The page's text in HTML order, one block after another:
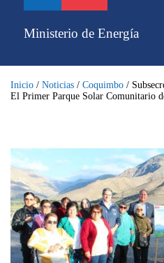
contenidoMinisterio de Energía
Inicio / Noticias / Coquimbo /
El Primer Parque Solar Comunitario